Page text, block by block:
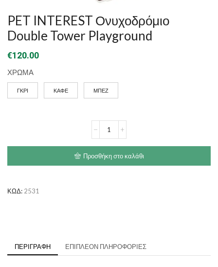
PET INTEREST Ονυχοδρόμιο
Double Tower Playground
€120.00
ΧΡΩΜΑ
ΓΚΡΙ ΚΑΦΕ ΜΠΕΖ
INTEREST
Tower
Playground
Προσθήκη στο καλάθι
ΚΩΔ: 2531
ΠΕΡΙΓΡΑΦΉ ΕΠΙΠΛΈΟΝ ΠΛΗΡΟΦΟΡΊΕΣ